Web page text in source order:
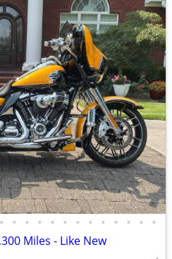
• • • • • • • • • • • • •
Miles - Like New